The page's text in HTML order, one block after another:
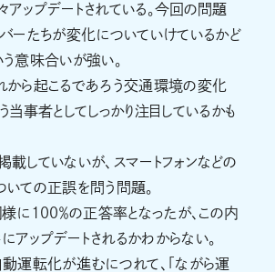
アップデートされている。今回の問題
バーたちが変化についていけているかど
う意味合いが強い。
から起こるであろう交通環境の変化
う当事者としてしっかり注目しているかも
載していないが、スマートフォンなどの
いての正誤を問う問題。
様に100％の正答率となったが、この内
アップデートされるかわからない。
動運転化が進むにつれて、「ながら運